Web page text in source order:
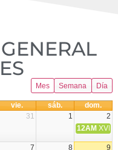
Mes Semana Día
vie. sáb.
dom.
31 1
2
12AM XVIII
7 8
9